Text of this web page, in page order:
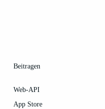
Beitragen
Web-API
App Store